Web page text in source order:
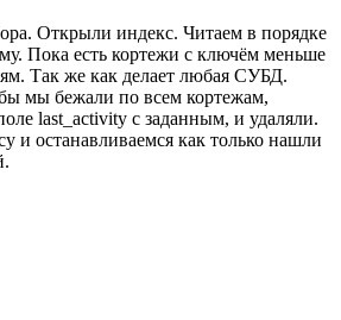
Открыли индекс. Читаем в порядке
Пока есть кортежи с ключём меньше
Так же как делает любая СУБД.
мы бежали по всем кортежам,
last_activity с заданным, и удаляли.
и останавливаемся как только нашли